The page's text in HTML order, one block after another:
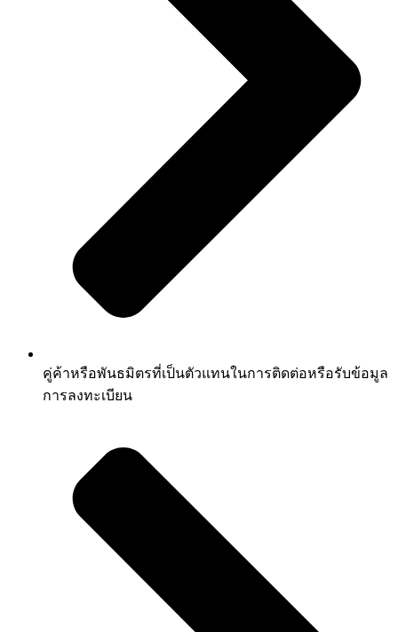
คู่ค้าหรือพันธมิตรที่เป็นตัวแทนในการติดต่อหรือรับข้อมูล
การลงทะเบียน